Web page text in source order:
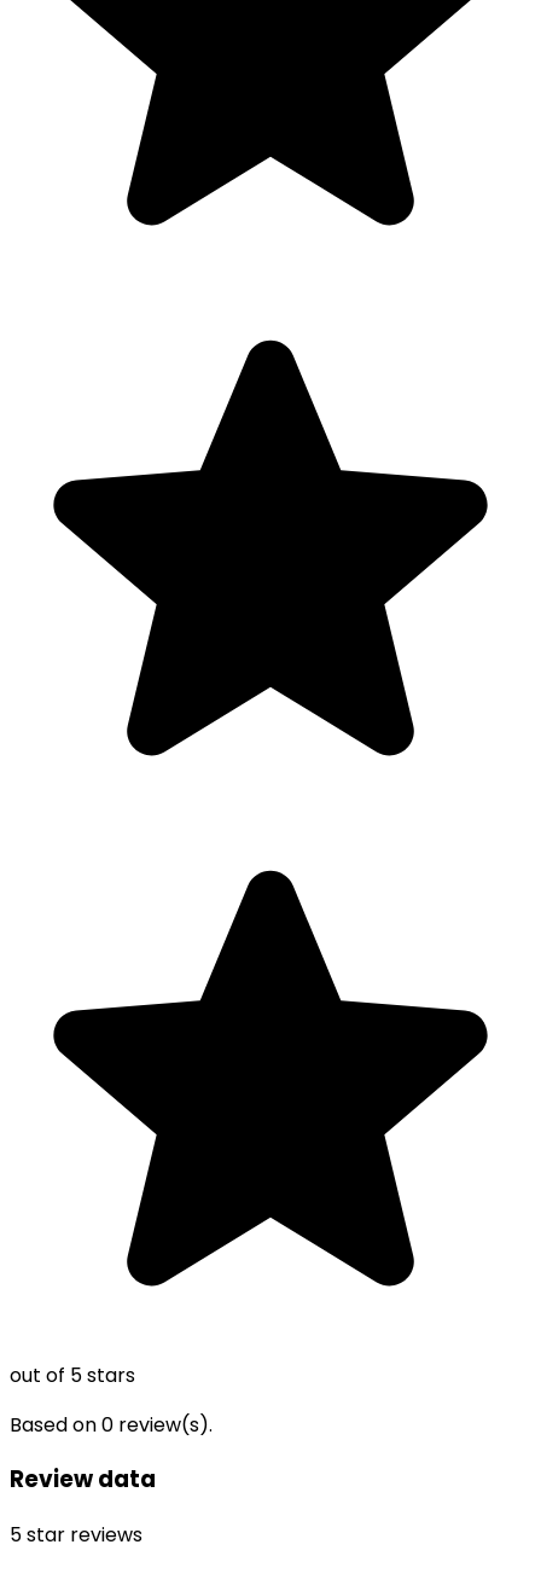
out of 5 stars
Based on0 review(s).
Review data
5star reviews